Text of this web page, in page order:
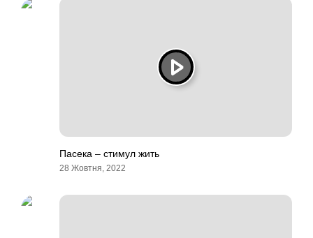
Пасека – стимул жить
28 Жовтня, 2022